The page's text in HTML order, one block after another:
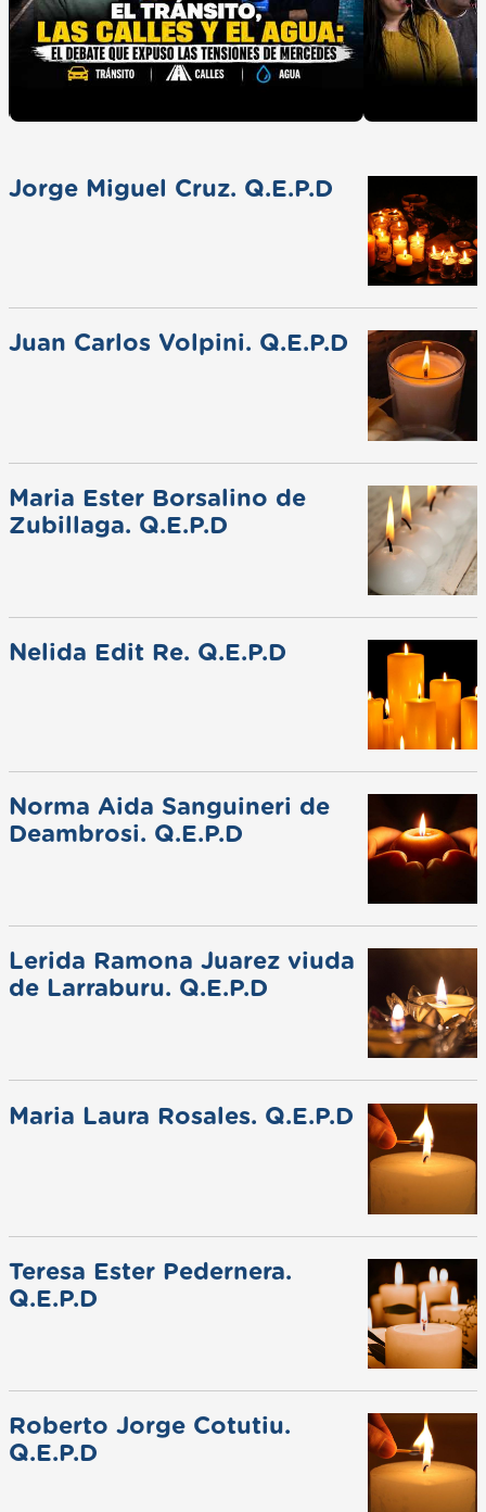
Jorge Miguel Cruz. Q.E.P.D
Juan Carlos Volpini. Q.E.P.D
Maria Ester Borsalino de
Zubillaga. Q.E.P.D
Nelida Edit Re. Q.E.P.D
Norma Aida Sanguineri de
Deambrosi. Q.E.P.D
Lerida Ramona Juarez viuda
de Larraburu. Q.E.P.D
Maria Laura Rosales. Q.E.P.D
Teresa Ester Pedernera.
Q.E.P.D
Roberto Jorge Cotutiu.
Q.E.P.D